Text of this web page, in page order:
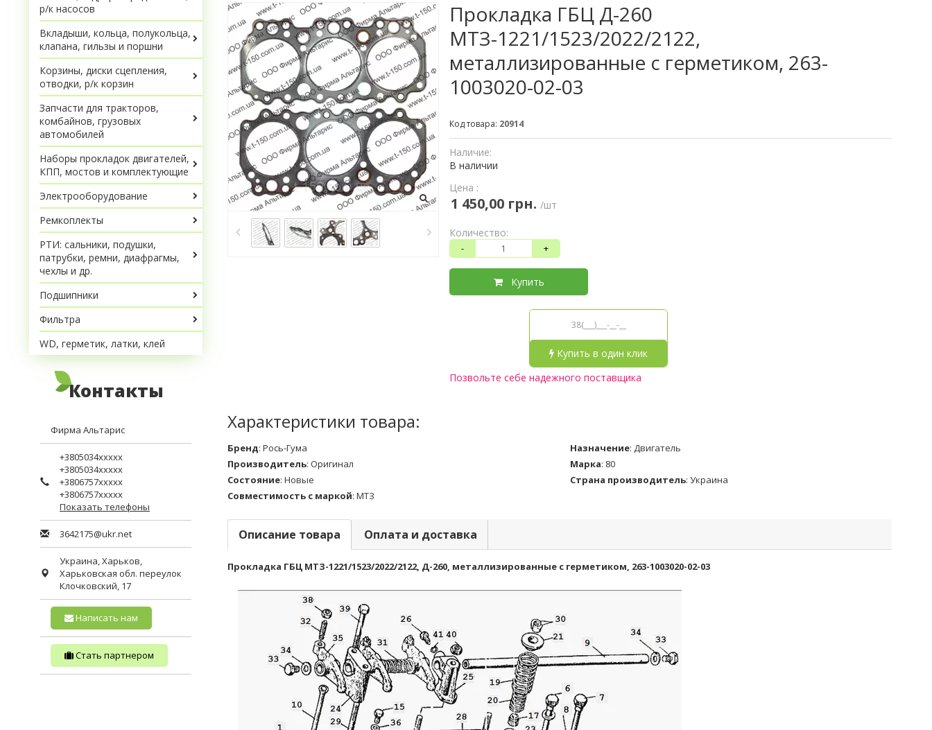
Прокладка ГБЦ Д-260
МТЗ-1221/1523/2022/2122,
металлизированные с герметиком, 263-
1003020-02-03
Код товара: 20914
Наличие:
В наличии
Цена :
1 450,00 грн. /шт
Количество:
- +
Купить
Купить в один клик
Позвольте себе надежного поставщика
Характеристики товара:
Бренд: Рось-Гума Назначение: Двигатель
Производитель: Оригинал Марка: 80
Состояние: Новые Страна производитель: Украина
Совместимость с маркой: МТЗ
Описание товара Оплата и доставка
Прокладка ГБЦ МТЗ-1221/1523/2022/2122, Д-260, металлизированные с герметиком, 263-1003020-02-03
р/к насосов
Вкладыши, кольца, полукольца,
клапана, гильзы и поршни
Корзины, диски сцепления,
отводки, р/к корзин
Запчасти для тракторов,
комбайнов, грузовых
автомобилей
Наборы прокладок двигателей,
КПП, мостов и комплектующие
Электрооборудование
Ремкоплекты
РТИ: сальники, подушки,
патрубки, ремни, диафрагмы,
чехлы и др.
Подшипники
Фильтра
WD, герметик, латки, клей
Контакты
Фирма Альтарис
+3805034xxxxx
+3805034xxxxx
+3806757xxxxx
+3806757xxxxx
Показать телефоны
3642175@ukr.net
Украина,Харьков,
Харьковская обл. переулок
Клочковский, 17
Написать нам
Стать партнером